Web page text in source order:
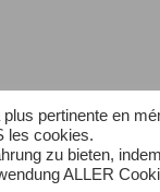
pertinente en
les cookies.
zu bieten,
ALLER